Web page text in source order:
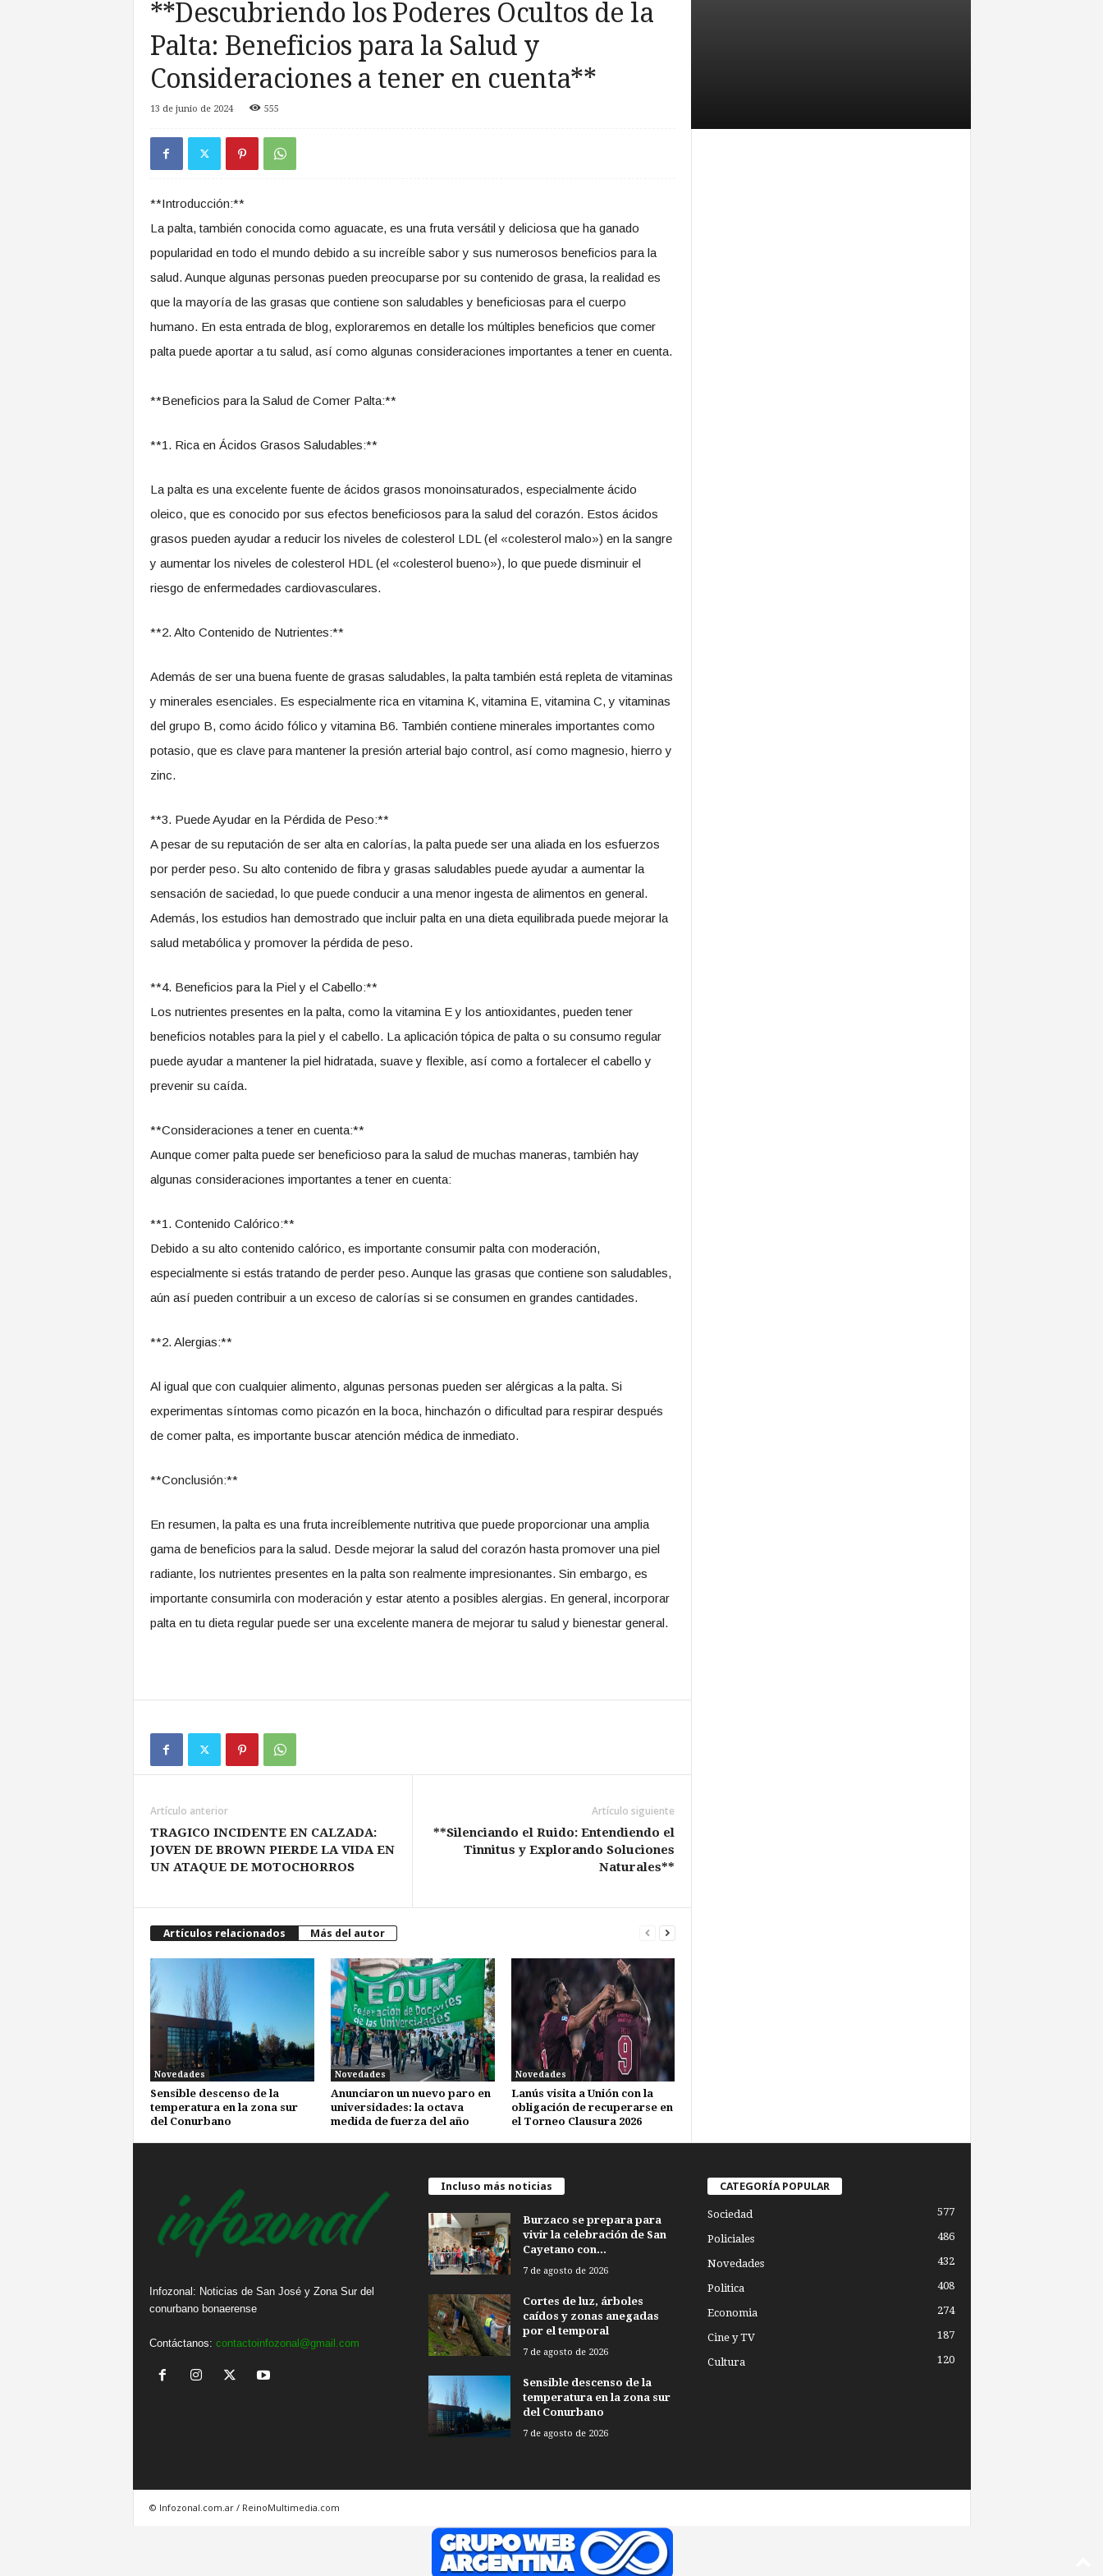
**Descubriendo los Poderes Ocultos de la
Palta: Beneficios para la Salud y
Consideraciones a tener en cuenta**
13 de junio de 2024 555
**Introducción:**
La palta, también conocida como aguacate, es una fruta versátil y deliciosa que ha ganado
popularidad en todo el mundo debido a su increíble sabor y sus numerosos beneficios para la
salud. Aunque algunas personas pueden preocuparse por su contenido de grasa, la realidad es
que la mayoría de las grasas que contiene son saludables y beneficiosas para el cuerpo
humano. En esta entrada de blog, exploraremos en detalle los múltiples beneficios que comer
palta puede aportar a tu salud, así como algunas consideraciones importantes a tener en cuenta.
**Beneficios para la Salud de Comer Palta:**
**1. Rica en Ácidos Grasos Saludables:**
La palta es una excelente fuente de ácidos grasos monoinsaturados, especialmente ácido
oleico, que es conocido por sus efectos beneficiosos para la salud del corazón. Estos ácidos
grasos pueden ayudar a reducir los niveles de colesterol LDL (el «colesterol malo») en la sangre
y aumentar los niveles de colesterol HDL (el «colesterol bueno»), lo que puede disminuir el
riesgo de enfermedades cardiovasculares.
**2. Alto Contenido de Nutrientes:**
Además de ser una buena fuente de grasas saludables, la palta también está repleta de vitaminas
y minerales esenciales. Es especialmente rica en vitamina K, vitamina E, vitamina C, y vitaminas
del grupo B, como ácido fólico y vitamina B6. También contiene minerales importantes como
potasio, que es clave para mantener la presión arterial bajo control, así como magnesio, hierro y
zinc.
**3. Puede Ayudar en la Pérdida de Peso:**
A pesar de su reputación de ser alta en calorías, la palta puede ser una aliada en los esfuerzos
por perder peso. Su alto contenido de fibra y grasas saludables puede ayudar a aumentar la
sensación de saciedad, lo que puede conducir a una menor ingesta de alimentos en general.
Además, los estudios han demostrado que incluir palta en una dieta equilibrada puede mejorar la
salud metabólica y promover la pérdida de peso.
**4. Beneficios para la Piel y el Cabello:**
Los nutrientes presentes en la palta, como la vitamina E y los antioxidantes, pueden tener
beneficios notables para la piel y el cabello. La aplicación tópica de palta o su consumo regular
puede ayudar a mantener la piel hidratada, suave y flexible, así como a fortalecer el cabello y
prevenir su caída.
**Consideraciones a tener en cuenta:**
Aunque comer palta puede ser beneficioso para la salud de muchas maneras, también hay
algunas consideraciones importantes a tener en cuenta:
**1. Contenido Calórico:**
Debido a su alto contenido calórico, es importante consumir palta con moderación,
especialmente si estás tratando de perder peso. Aunque las grasas que contiene son saludables,
aún así pueden contribuir a un exceso de calorías si se consumen en grandes cantidades.
**2. Alergias:**
Al igual que con cualquier alimento, algunas personas pueden ser alérgicas a la palta. Si
experimentas síntomas como picazón en la boca, hinchazón o dificultad para respirar después
de comer palta, es importante buscar atención médica de inmediato.
**Conclusión:**
En resumen, la palta es una fruta increíblemente nutritiva que puede proporcionar una amplia
gama de beneficios para la salud. Desde mejorar la salud del corazón hasta promover una piel
radiante, los nutrientes presentes en la palta son realmente impresionantes. Sin embargo, es
importante consumirla con moderación y estar atento a posibles alergias. En general, incorporar
palta en tu dieta regular puede ser una excelente manera de mejorar tu salud y bienestar general.
Artículo anterior
TRAGICO INCIDENTE EN CALZADA:
JOVEN DE BROWN PIERDE LA VIDA EN
UN ATAQUE DE MOTOCHORROS
Artículo siguiente
**Silenciando el Ruido: Entendiendo el
Tinnitus y Explorando Soluciones
Naturales**
Artículos relacionados Más del autor
Novedades
Sensible descenso de la
temperatura en la zona sur
del Conurbano
Novedades
Anunciaron un nuevo paro en
universidades: la octava
medida de fuerza del año
Novedades
Lanús visita a Unión con la
obligación de recuperarse en
el Torneo Clausura 2026
Infozonal: Noticias de San José y Zona Sur del
conurbano bonaerense
Contáctanos: contactoinfozonal@gmail.com
Incluso más noticias
Burzaco se prepara para
vivir la celebración de San
Cayetano con...
7 de agosto de 2026
Cortes de luz, árboles
caídos y zonas anegadas
por el temporal
7 de agosto de 2026
Sensible descenso de la
temperatura en la zona sur
del Conurbano
7 de agosto de 2026
CATEGORÍA POPULAR
Sociedad 577
Policiales 486
Novedades 432
Politica 408
Economia 274
Cine y TV 187
Cultura 120
© Infozonal.com.ar / ReinoMultimedia.com